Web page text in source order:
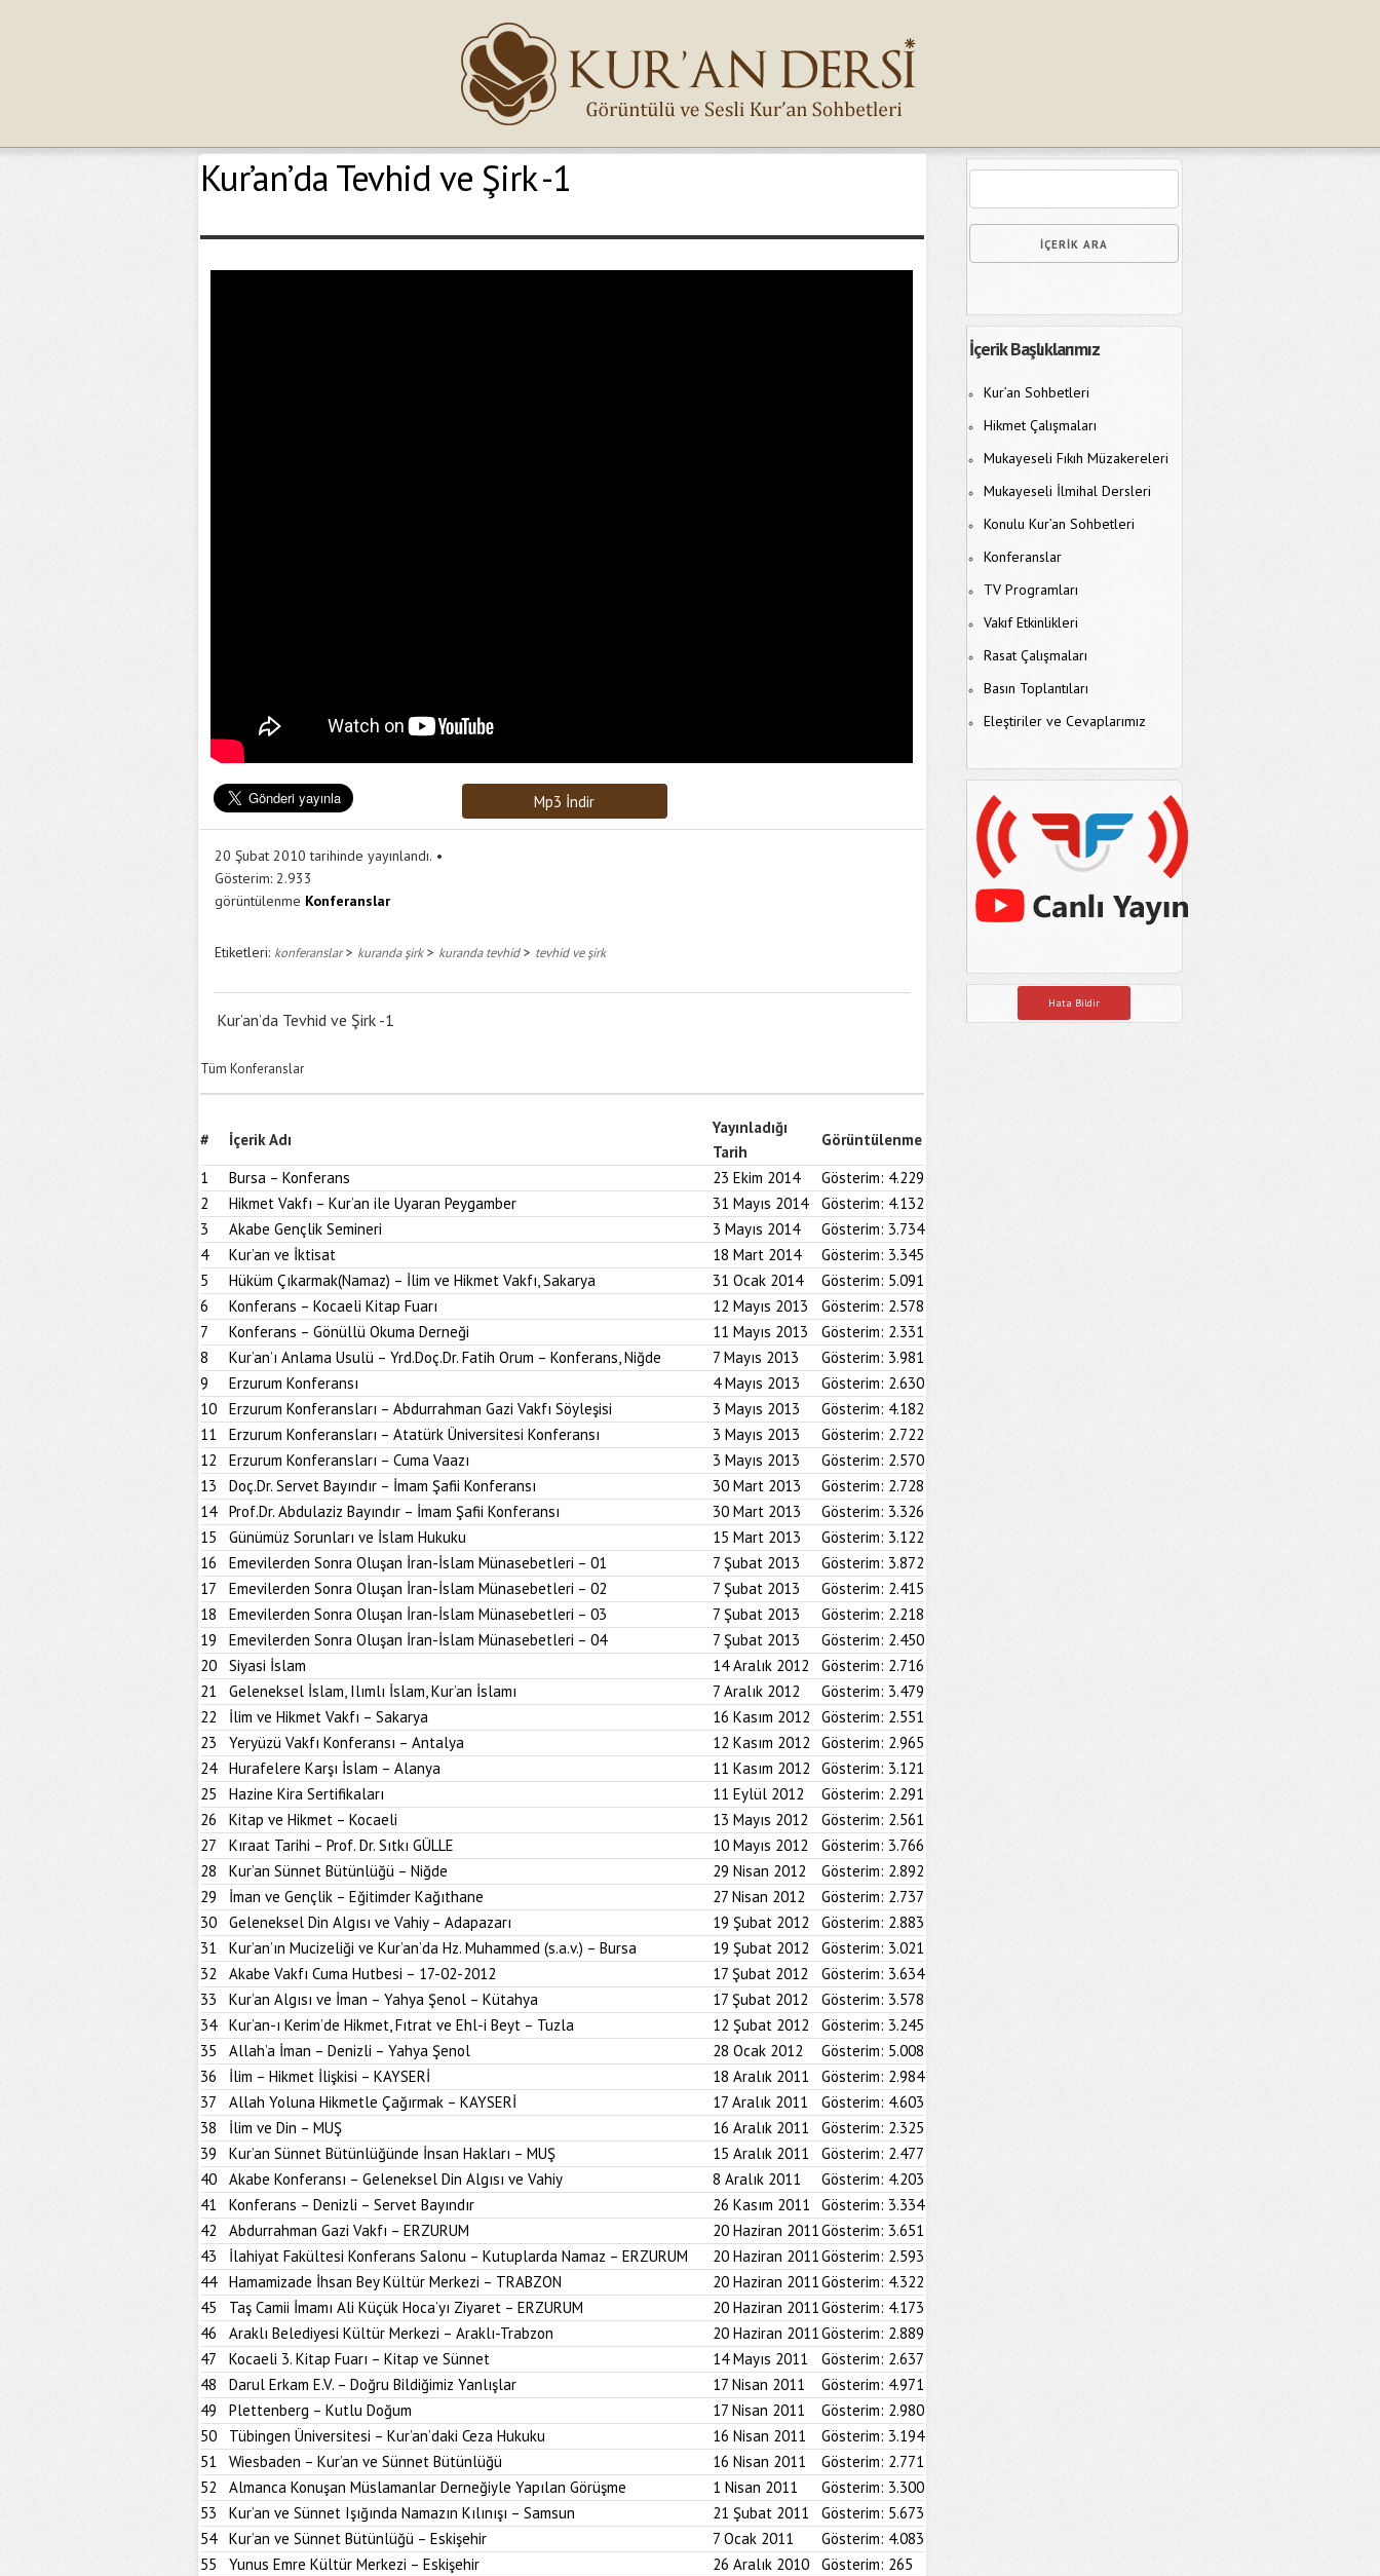
Kur’an’da Tevhid ve Şirk -1
Mp3 İndir
20 Şubat 2010 tarihinde yayınlandı.
Gösterim: 2.933
görüntülenme Konferanslar
Etiketleri: konferanslar> kuranda şirk> kuranda tevhid> tevhid ve şirk
Kur’an’da Tevhid ve Şirk -1
Tüm Konferanslar
# İçerik Adı
Yayınladığı
Tarih
Görüntülenme
1
Bursa – Konferans 23 Ekim 2014 Gösterim: 4.229
2
Hikmet Vakfı – Kur’an ile Uyaran Peygamber 31 Mayıs 2014 Gösterim: 4.132
3
Akabe Gençlik Semineri 3 Mayıs 2014 Gösterim: 3.734
4
Kur’an ve İktisat 18 Mart 2014 Gösterim: 3.345
5
Hüküm Çıkarmak(Namaz) – İlim ve Hikmet Vakfı, Sakarya 31 Ocak 2014 Gösterim: 5.091
6
Konferans – Kocaeli Kitap Fuarı 12 Mayıs 2013 Gösterim: 2.578
7
Konferans – Gönüllü Okuma Derneği 11 Mayıs 2013 Gösterim: 2.331
8
Kur’an’ı Anlama Usulü – Yrd.Doç.Dr. Fatih Orum – Konferans, Niğde 7 Mayıs 2013 Gösterim: 3.981
9
Erzurum Konferansı 4 Mayıs 2013 Gösterim: 2.630
10
Erzurum Konferansları – Abdurrahman Gazi Vakfı Söyleşisi 3 Mayıs 2013 Gösterim: 4.182
11
Erzurum Konferansları – Atatürk Üniversitesi Konferansı 3 Mayıs 2013 Gösterim: 2.722
12
Erzurum Konferansları – Cuma Vaazı 3 Mayıs 2013 Gösterim: 2.570
13
Doç.Dr. Servet Bayındır – İmam Şafii Konferansı 30 Mart 2013 Gösterim: 2.728
14
Prof.Dr. Abdulaziz Bayındır – İmam Şafii Konferansı 30 Mart 2013 Gösterim: 3.326
15
Günümüz Sorunları ve İslam Hukuku 15 Mart 2013 Gösterim: 3.122
16
Emevilerden Sonra Oluşan İran-İslam Münasebetleri – 01 7 Şubat 2013 Gösterim: 3.872
17
Emevilerden Sonra Oluşan İran-İslam Münasebetleri – 02 7 Şubat 2013 Gösterim: 2.415
18
Emevilerden Sonra Oluşan İran-İslam Münasebetleri – 03 7 Şubat 2013 Gösterim: 2.218
19
Emevilerden Sonra Oluşan İran-İslam Münasebetleri – 04 7 Şubat 2013 Gösterim: 2.450
20
Siyasi İslam 14 Aralık 2012 Gösterim: 2.716
21
Geleneksel İslam, Ilımlı İslam, Kur’an İslamı 7 Aralık 2012 Gösterim: 3.479
22
İlim ve Hikmet Vakfı – Sakarya 16 Kasım 2012 Gösterim: 2.551
23
Yeryüzü Vakfı Konferansı – Antalya 12 Kasım 2012 Gösterim: 2.965
24
Hurafelere Karşı İslam – Alanya 11 Kasım 2012 Gösterim: 3.121
25
Hazine Kira Sertifikaları 11 Eylül 2012 Gösterim: 2.291
26
Kitap ve Hikmet – Kocaeli 13 Mayıs 2012 Gösterim: 2.561
27
Kıraat Tarihi – Prof. Dr. Sıtkı GÜLLE 10 Mayıs 2012 Gösterim: 3.766
28
Kur’an Sünnet Bütünlüğü – Niğde 29 Nisan 2012 Gösterim: 2.892
29
İman ve Gençlik – Eğitimder Kağıthane 27 Nisan 2012 Gösterim: 2.737
30
Geleneksel Din Algısı ve Vahiy – Adapazarı 19 Şubat 2012 Gösterim: 2.883
31
Kur’an’ın Mucizeliği ve Kur’an’da Hz. Muhammed (s.a.v.) – Bursa 19 Şubat 2012 Gösterim: 3.021
32
Akabe Vakfı Cuma Hutbesi – 17-02-2012 17 Şubat 2012 Gösterim: 3.634
33
Kur’an Algısı ve İman – Yahya Şenol – Kütahya 17 Şubat 2012 Gösterim: 3.578
34
Kur’an-ı Kerim’de Hikmet, Fıtrat ve Ehl-i Beyt – Tuzla 12 Şubat 2012 Gösterim: 3.245
35
Allah’a İman – Denizli – Yahya Şenol 28 Ocak 2012 Gösterim: 5.008
36
İlim – Hikmet İlişkisi – KAYSERİ 18 Aralık 2011 Gösterim: 2.984
37
Allah Yoluna Hikmetle Çağırmak – KAYSERİ 17 Aralık 2011 Gösterim: 4.603
38
İlim ve Din – MUŞ 16 Aralık 2011 Gösterim: 2.325
39
Kur’an Sünnet Bütünlüğünde İnsan Hakları – MUŞ 15 Aralık 2011 Gösterim: 2.477
40
Akabe Konferansı – Geleneksel Din Algısı ve Vahiy 8 Aralık 2011 Gösterim: 4.203
41
Konferans – Denizli – Servet Bayındır 26 Kasım 2011 Gösterim: 3.334
42
Abdurrahman Gazi Vakfı – ERZURUM 20 Haziran 2011Gösterim: 3.651
43
İlahiyat Fakültesi Konferans Salonu – Kutuplarda Namaz – ERZURUM 20 Haziran 2011Gösterim: 2.593
44
Hamamizade İhsan Bey Kültür Merkezi – TRABZON 20 Haziran 2011Gösterim: 4.322
45
Taş Camii İmamı Ali Küçük Hoca’yı Ziyaret – ERZURUM 20 Haziran 2011Gösterim: 4.173
46
Araklı Belediyesi Kültür Merkezi – Araklı-Trabzon 20 Haziran 2011Gösterim: 2.889
47
Kocaeli 3. Kitap Fuarı – Kitap ve Sünnet 14 Mayıs 2011 Gösterim: 2.637
48
Darul Erkam E.V. – Doğru Bildiğimiz Yanlışlar 17 Nisan 2011 Gösterim: 4.971
49
Plettenberg – Kutlu Doğum 17 Nisan 2011 Gösterim: 2.980
50
Tübingen Üniversitesi – Kur’an’daki Ceza Hukuku 16 Nisan 2011 Gösterim: 3.194
51
Wiesbaden – Kur’an ve Sünnet Bütünlüğü 16 Nisan 2011 Gösterim: 2.771
52
Almanca Konuşan Müslamanlar Derneğiyle Yapılan Görüşme 1 Nisan 2011 Gösterim: 3.300
53
Kur’an ve Sünnet Işığında Namazın Kılınışı – Samsun 21 Şubat 2011 Gösterim: 5.673
54
Kur’an ve Sünnet Bütünlüğü – Eskişehir 7 Ocak 2011 Gösterim: 4.083
55
Yunus Emre Kültür Merkezi – Eskişehir 26 Aralık 2010 Gösterim: 265
İçerik Başlıklarımız
Kur’an Sohbetleri
Hikmet Çalışmaları
Mukayeseli Fıkıh Müzakereleri
Mukayeseli İlmihal Dersleri
Konulu Kur’an Sohbetleri
Konferanslar
TV Programları
Vakıf Etkinlikleri
Rasat Çalışmaları
Basın Toplantıları
Eleştiriler ve Cevaplarımız
Hata Bildir
İsminiz (*)